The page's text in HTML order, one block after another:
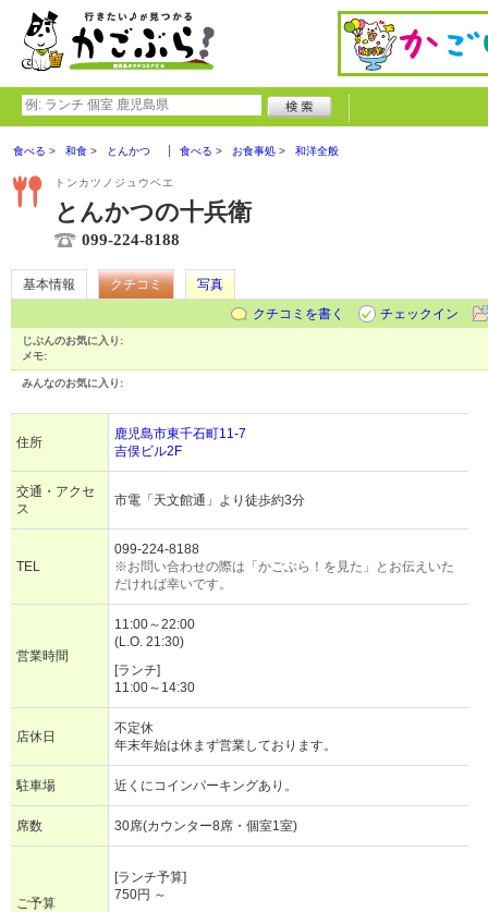
食べる 和食 とんかつ 食べる お食事処 和洋全般
トンカツノジュウベエ
とんかつの十兵衛
099-224-8188
基本情報 クチコミ
写真
クチコミを書く
チェックイン
じぶんのお気に入り:
メモ:
みんなのお気に入り:
住所
鹿児島市東千石町11-7
吉俣ビル2F
交通・アクセ
ス
市電「天文館通」より徒歩約3分
TEL
099-224-8188
※お問い合わせの際は「かごぶら！を見た」とお伝えいた
だければ幸いです。
営業時間
11:00～22:00
(L.O. 21:30)
[ランチ]
11:00～14:30
店休日
不定休
年末年始は休まず営業しております。
駐車場 近くにコインパーキングあり。
席数 30席(カウンター8席・個室1室)
ご予算
[ランチ予算]
750円 ～